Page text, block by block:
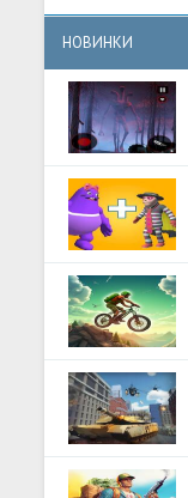
НОВИНКИ